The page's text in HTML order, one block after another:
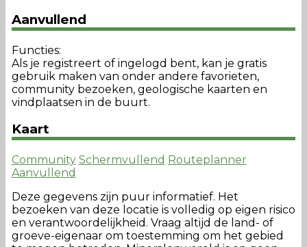
Aanvullend
Functies:
Als je registreert of ingelogd bent, kan je gratis
gebruik maken van onder andere favorieten,
community bezoeken, geologische kaarten en
vindplaatsen in de buurt.
Kaart
Community Schermvullend Routeplanner
Aanvullend
Deze gegevens zijn puur informatief. Het
bezoeken van deze locatie is volledig op eigen risico
en verantwoordelijkheid. Vraag altijd de land- of
groeve-eigenaar om toestemming om het gebied